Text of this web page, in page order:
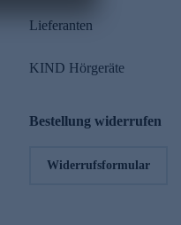
Lieferanten
KIND Hörgeräte
Bestellung widerrufen
Widerrufsformular